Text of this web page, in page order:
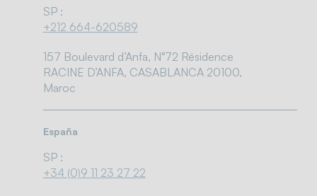
SP :
+212 664-620589
157 Boulevard d’Anfa, N°72 Résidence
RACINE D’ANFA, CASABLANCA 20100,
Maroc
España
SP :
+34 (0)9 11 23 27 22